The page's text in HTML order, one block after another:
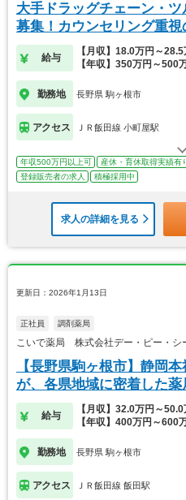
大手ドラッグチェーン・
募集！カウンセリング重
給与
【月収】18.0万円～
【年収】350万円～500
勤務地 長野県 駒ヶ根市
アクセス ＪＲ飯田線 小町屋駅
年収500万円以上可 産休・育休取得実績有
登録販売者の求人
積極採用中
求人の詳細を見る
更新日：2026年1月13日
正社員 調剤薬局
こいで薬局 株式会社デー・ピー・シ
【長野県駒ヶ根市】静岡
が、各県地域に密着した薬
給与
【月収】32.0万円～
【年収】400万円～600
勤務地 長野県 駒ヶ根市
アクセス ＪＲ飯田線 飯田駅